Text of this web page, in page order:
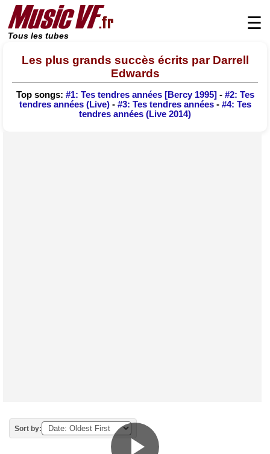
Tous les tubes
☰
Les plus grands succès écrits par Darrell
Edwards
Top songs: #1: Tes tendres années [Bercy 1995] - #2: Tes
tendres années (Live)- #3: Tes tendres années- #4: Tes
tendres années (Live 2014)
Sort by: